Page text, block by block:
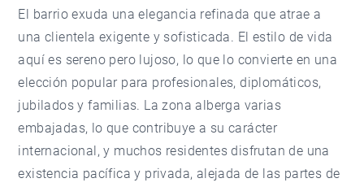
El barrio exuda una elegancia refinada que atrae a
una clientela exigente y sofisticada. El estilo de vida
aquí es sereno pero lujoso, lo que lo convierte en una
elección popular para profesionales, diplomáticos,
jubilados y familias. La zona alberga varias
embajadas, lo que contribuye a su carácter
internacional, y muchos residentes disfrutan de una
existencia pacífica y privada, alejada de las partes de